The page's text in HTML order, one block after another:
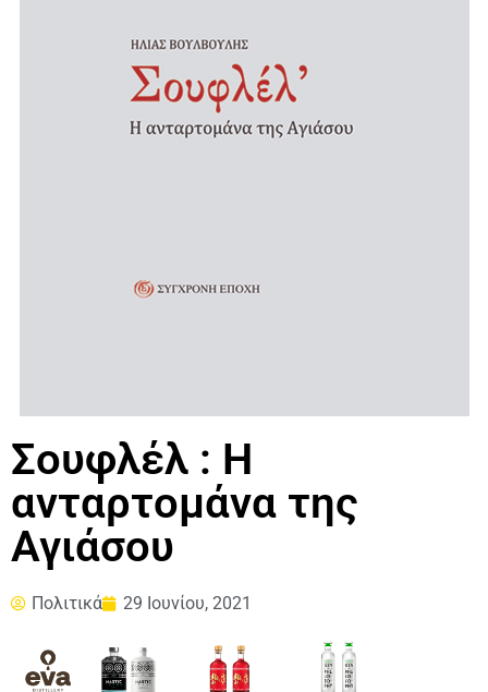
Σουφλέλ : Η
ανταρτομάνα της
Αγιάσου
Πολιτικά 29 Ιουνίου, 2021